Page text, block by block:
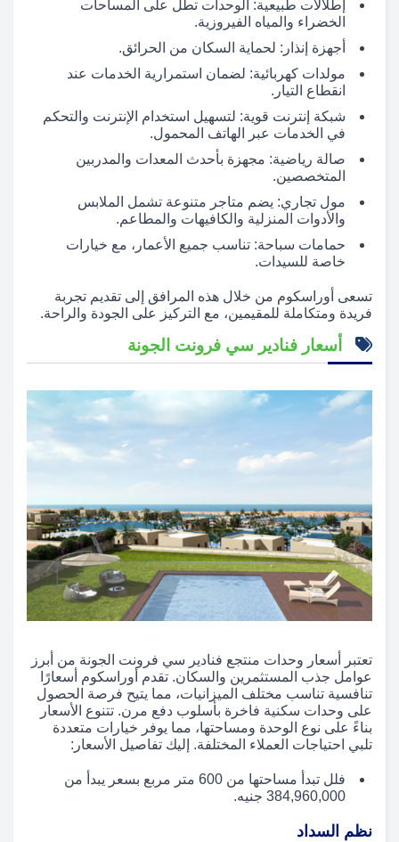
إطلالات طبيعية: الوحدات تطل على المساحات
الخضراء والمياه الفيروزية.
أجهزة إنذار: لحماية السكان من الحرائق.
مولدات كهربائية: لضمان استمرارية الخدمات عند
انقطاع التيار.
شبكة إنترنت قوية: لتسهيل استخدام الإنترنت والتحكم
في الخدمات عبر الهاتف المحمول.
صالة رياضية: مجهزة بأحدث المعدات والمدربين
المتخصصين.
مول تجاري: يضم متاجر متنوعة تشمل الملابس
والأدوات المنزلية والكافيهات والمطاعم.
حمامات سباحة: تناسب جميع الأعمار، مع خيارات
خاصة للسيدات.
تسعى أوراسكوم من خلال هذه المرافق إلى تقديم تجربة
فريدة ومتكاملة للمقيمين، مع التركيز على الجودة والراحة.
أسعار فنادير سي فرونت الجونة
تعتبر أسعار وحدات منتجع فنادير سي فرونت الجونة من أبرز
عوامل جذب المستثمرين والسكان. تقدم أوراسكوم أسعارًا
تنافسية تناسب مختلف الميزانيات، مما يتيح فرصة الحصول
على وحدات سكنية فاخرة بأسلوب دفع مرن. تتنوع الأسعار
بناءً على نوع الوحدة ومساحتها، مما يوفر خيارات متعددة
تلبي احتياجات العملاء المختلفة. إليك تفاصيل الأسعار:
فلل تبدأ مساحتها من 600 متر مربع بسعر يبدأ من
384,960,000 جنيه.
نظم السداد